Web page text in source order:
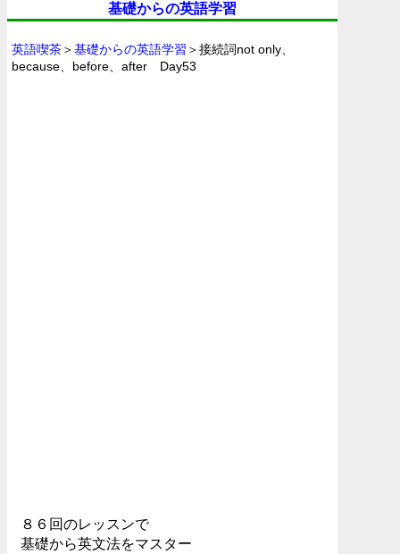
基礎からの英語学習
英語喫茶＞基礎からの英語学習 ＞接続詞not only、
because、before、after Day53
８６回のレッスンで
基礎から英文法をマスター